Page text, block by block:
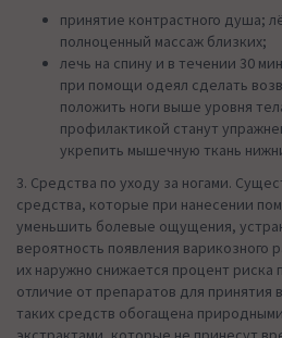
принятие контрастного душа;
полноценный массаж близких;
лечь на спину и в течении 30
при помощи одеял сделать
положить ноги выше уровня
профилактикой станут
укрепить мышечную ткань
3. Средства по уходу за ногами.
средства, которые при нанесении
уменьшить болевые ощущения,
вероятность появления варикозного
их наружно снижается процент риска
отличие от препаратов для принятия
таких средств обогащена